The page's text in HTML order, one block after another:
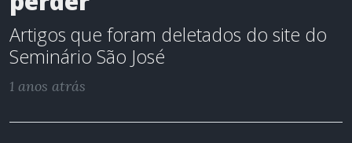
Artigos que foram deletados do site do
Seminário São José
1 anos atrás